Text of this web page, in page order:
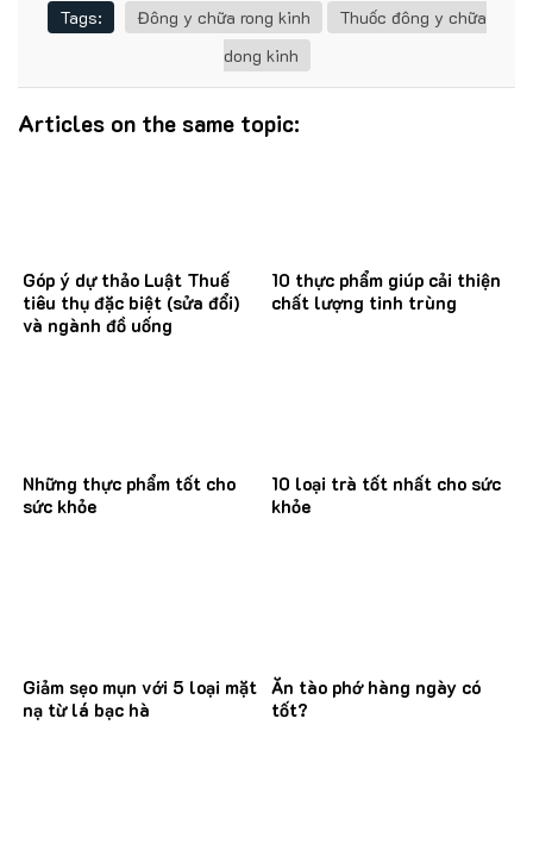
Tags: Đông y chữa rong kinh
Thuốc đông y chữa
dong kinh
Articles on the same topic:
Góp ý dự thảo Luật Thuế
tiêu thụ đặc biệt (sửa đổi)
và ngành đồ uống
10 thực phẩm giúp cải thiện
chất lượng tinh trùng
Những thực phẩm tốt cho
sức khỏe
10 loại trà tốt nhất cho sức
khỏe
Giảm sẹo mụn với 5 loại mặt
nạ từ lá bạc hà
Ăn tào phớ hàng ngày có
tốt?